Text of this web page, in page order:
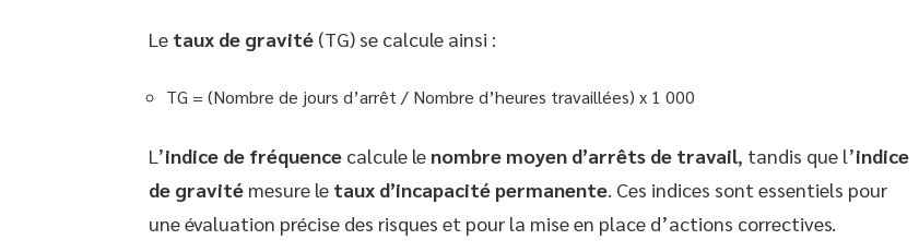
Le taux de gravité (TG) se calcule ainsi :
TG = (Nombre de jours d’arrêt / Nombre d’heures travaillées) x 1 000
L’indice de fréquence calcule le nombre moyen d’arrêts de travail, tandis que l’indice
de gravité mesure le taux d’incapacité permanente. Ces indices sont essentiels pour
une évaluation précise des risques et pour la mise en place d’actions correctives.